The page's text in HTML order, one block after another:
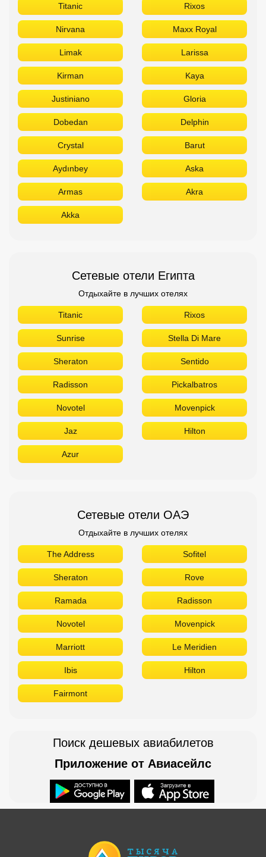
Titanic Rixos
Nirvana Maxx Royal
Limak Larissa
Kirman Kaya
Justiniano Gloria
Dobedan Delphin
Crystal Barut
Aydınbey Aska
Armas Akra
Akka
Сетевые отели Египта
Отдыхайте в лучших отелях
Titanic Rixos
Sunrise Stella Di Mare
Sheraton Sentido
Radisson Pickalbatros
Novotel Movenpick
Jaz Hilton
Azur
Сетевые отели ОАЭ
Отдыхайте в лучших отелях
The Address Sofitel
Sheraton Rove
Ramada Radisson
Novotel Movenpick
Marriott Le Meridien
Ibis Hilton
Fairmont
Поиск дешевых авиабилетов
Приложение от Авиасейлс